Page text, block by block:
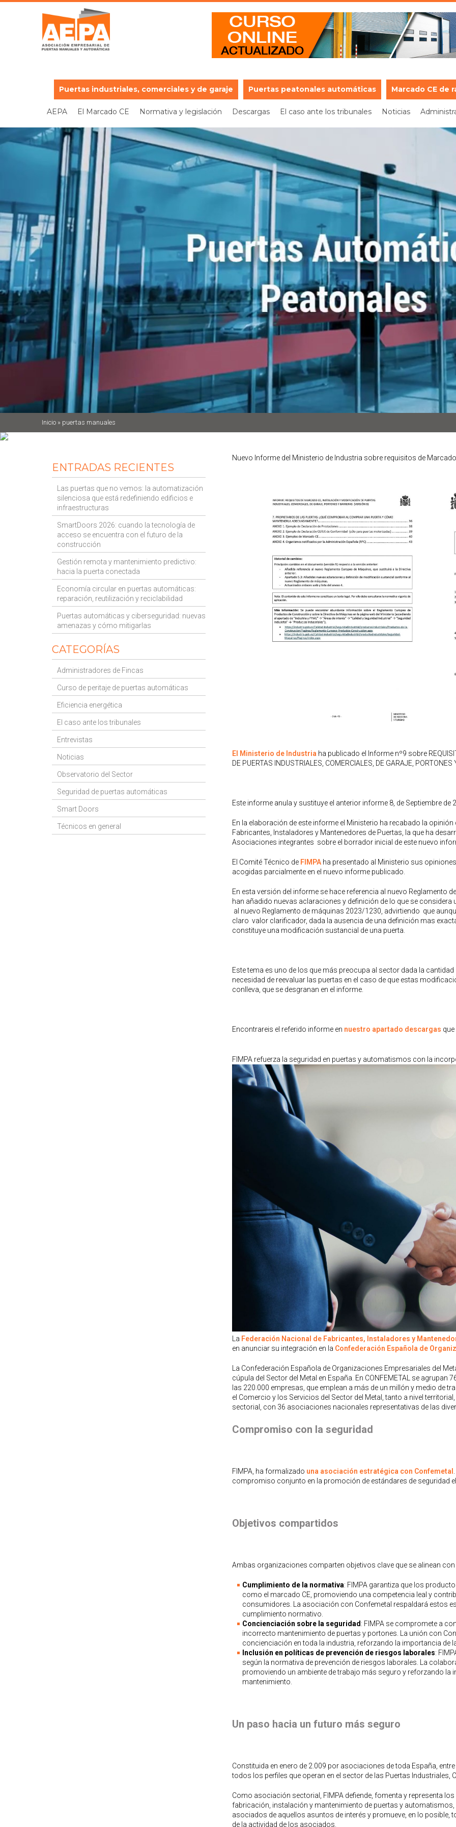
Puertas industriales, comerciales y de garaje Puertas peatonales automáticas Marcado CE de
AEPA El Marcado CE Normativa y legislación Descargas El caso ante los tribunales Noticias
Inicio » puertas manuales
Nuevo Informe del Ministerio de Industria sobre requisitos de
El Ministerio de Industria ha publicado el Informe nº9 sobre
DE PUERTAS INDUSTRIALES, COMERCIALES, DE GARAJE,
Este informe anula y sustituye el anterior informe 8, de Septiembre de
En la elaboración de este informe el Ministerio ha recabado la opinión
Fabricantes, Instaladores y Mantenedores de Puertas, la que ha
Asociaciones integrantes sobre el borrador inicial de este nuevo
El Comité Técnico de FIMPA ha presentado al Ministerio sus
acogidas parcialmente en el nuevo informe publicado.
En esta versión del informe se hace referencia al nuevo Reglamento
han añadido nuevas aclaraciones y definición de lo que se
al nuevo Reglamento de máquinas 2023/1230 , advirtiendo que
claro valor clarificador, dada la ausencia de una definición mas
constituye una modificación sustancial de una puerta.
Este tema es uno de los que más preocupa al sector dada la
necesidad de reevaluar las puertas en el caso de que estas
conlleva, que se desgranan en el informe.
Encontrareis el referido informe en nuestro apartado descargas
FIMPA refuerza la seguridad en puertas y automatismos con la
La Federación Nacional de Fabricantes, Instaladores y
en anunciar su integración en la Confederación Española de
La Confederación Española de Organizaciones Empresariales del
cúpula del Sector del Metal en España. En CONFEMETAL se
las 220.000 empresas, que emplean a más de un millón y medio de
el Comercio y los Servicios del Sector del Metal, tanto a nivel
sectorial, con 36 asociaciones nacionales representativas de las
Compromiso con la seguridad
FIMPA, ha formalizado una asociación estratégica con Confemetal
compromiso conjunto en la promoción de estándares de seguridad
Objetivos compartidos
Ambas organizaciones comparten objetivos clave que se alinean
Cumplimiento de la normativa: FIMPA garantiza que los
como el marcado CE, promoviendo una competencia leal y
consumidores. La asociación con Confemetal respaldará estos
cumplimiento normativo.
Concienciación sobre la seguridad : FIMPA se compromete a
incorrecto mantenimiento de puertas y portones. La unión con
concienciación en toda la industria, reforzando la importancia de
Inclusión en políticas de prevención de riesgos laborales:
según la normativa de prevención de riesgos laborales. La
promoviendo un ambiente de trabajo más seguro y reforzando la
mantenimiento.
Un paso hacia un futuro más seguro
Constituida en enero de 2.009 por asociaciones de toda España,
todos los perfiles que operan en el sector de las Puertas Industriales,
Como asociación sectorial, FIMPA defiende, fomenta y representa
fabricación, instalación y mantenimiento de puertas y
asociados de aquellos asuntos de interés y promueve, en lo posible,
de la actividad de los asociados.
ENTRADAS RECIENTES
Las puertas que no vemos: la automatización
silenciosa que está redefiniendo edificios e
infraestructuras
SmartDoors 2026: cuando la tecnología de
acceso se encuentra con el futuro de la
construcción
Gestión remota y mantenimiento predictivo:
hacia la puerta conectada
Economía circular en puertas automáticas:
reparación, reutilización y reciclabilidad
Puertas automáticas y ciberseguridad: nuevas
amenazas y cómo mitigarlas
CATEGORÍAS
Administradores de Fincas
Curso de peritaje de puertas automáticas
Eficiencia energética
El caso ante los tribunales
Entrevistas
Noticias
Observatorio del Sector
Seguridad de puertas automáticas
Smart Doors
Técnicos en general